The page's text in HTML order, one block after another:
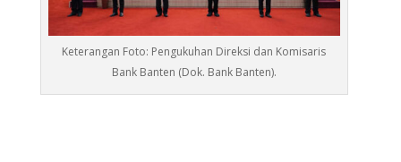
Keterangan Foto: Pengukuhan Direksi dan Komisaris
Bank Banten (Dok. Bank Banten).